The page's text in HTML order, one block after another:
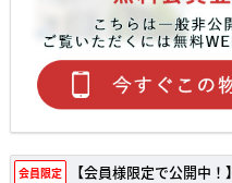
会員限定 【会員様限定で公開中！】